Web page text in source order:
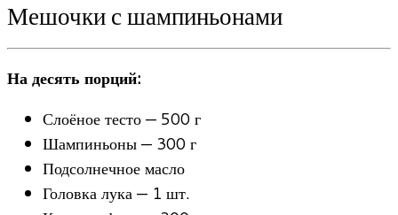
Мешочки с шампиньонами
На десять порций:
Слоёное тесто — 500 г
Шампиньоны — 300 г
Подсолнечное масло
Головка лука — 1 шт.